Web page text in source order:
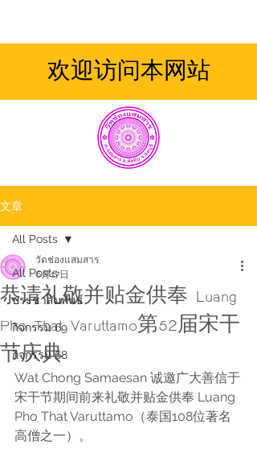
欢迎访问本网站
文章
All Posts
ประชาสัมพันธ์
กิจกรรม 69
กิจกรรม 68
All Posts
恭请礼敬并贴金供奉 Luang
Pho That Varuttamo第52届宋干
节庆典
วัดช่องแสมสาร
6月17日
Wat Chong Samaesan 诚邀广大善信于
宋干节期间前来礼敬并贴金供奉 Luang
Pho That Varuttamo（泰国108位著名
高僧之一）。